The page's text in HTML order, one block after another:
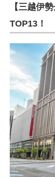
【三越伊
TOP13！